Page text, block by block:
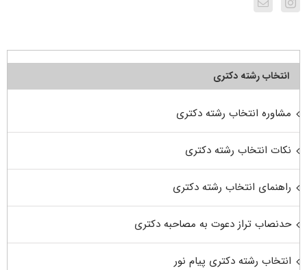
انتخاب رشته دکتری
مشاوره انتخاب رشته دکتری
نکات انتخاب رشته دکتری
راهنمای انتخاب رشته دکتری
حدنصاب تراز دعوت به مصاحبه دکتری
انتخاب رشته دکتری پیام نور